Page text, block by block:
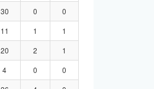
30 0
0
11 1
1
20 2
1
4 0
0